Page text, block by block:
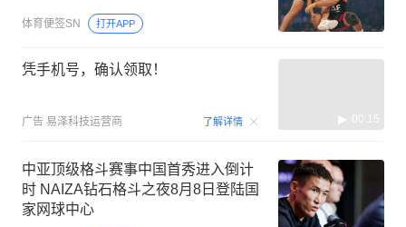
体育便签SN 打开APP
凭手机号，确认领取！
广告 易泽科技运营商 了解详情 00:15
中亚顶级格斗赛事中国首秀进入倒计
时 NAIZA钻石格斗之夜8月8日登陆国
家网球中心